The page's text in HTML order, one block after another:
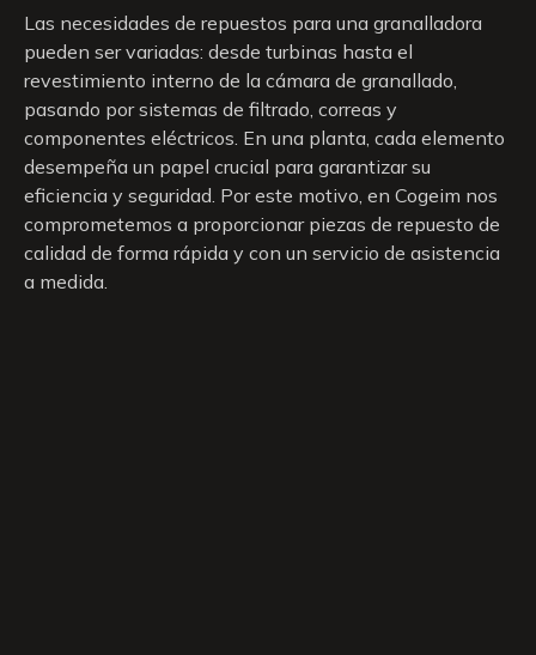
Las necesidades de repuestos para una granalladora
pueden ser variadas: desde turbinas hasta el
revestimiento interno de la cámara de granallado,
pasando por sistemas de filtrado, correas y
componentes eléctricos. En una planta, cada elemento
desempeña un papel crucial para garantizar su
eficiencia y seguridad. Por este motivo, en Cogeim nos
comprometemos a proporcionar piezas de repuesto de
calidad de forma rápida y con un servicio de asistencia
a medida.